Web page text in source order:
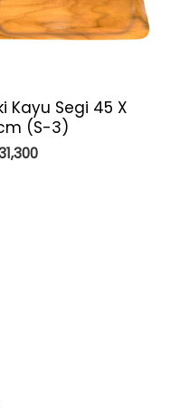
Kayu Segi 45 X
(S-3)